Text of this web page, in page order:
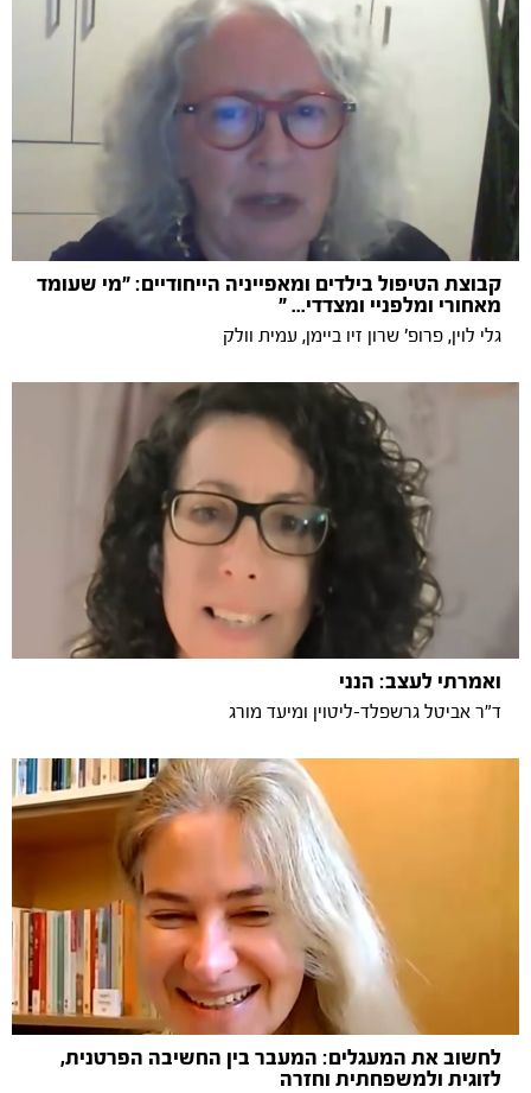
קבוצת הטיפול בילדים ומאפייניה הייחודיים: "מי שעומד
מאחורי ומלפניי ומצדדי... "
גלי לוין, פרופ' שרון זיו ביימן, עמית וולק
ואמרתי לעצב: הנני
ד"ר אביטל גרשפלד-ליטוין ומיעד מורג
לחשוב את המעגלים: המעבר בין החשיבה הפרטנית,
לזוגית ולמשפחתית וחזרה